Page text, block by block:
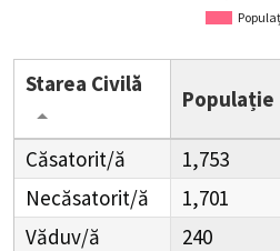
Starea Civilă
Populație
Căsatorit/ă 1,753
Necăsatorit/ă
1,701
Văduv/ă
240